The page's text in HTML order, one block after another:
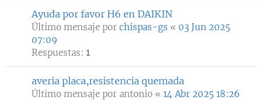
Ayuda por favor H6 en DAIKIN
Último mensaje por chispas-gs « 03 Jun 2025
07:09
Respuestas: 1
averia placa,resistencia quemada
Último mensaje por antonio « 14 Abr 2025 18:26